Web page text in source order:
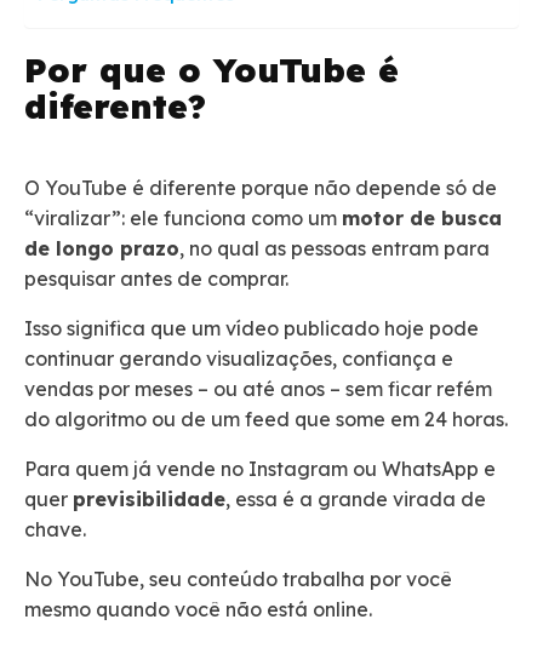
Por que o YouTube é
diferente?
O YouTube é diferente porque não depende só de
“viralizar”: ele funciona como um motor de busca
de longo prazo, no qual as pessoas entram para
pesquisar antes de comprar.
Isso significa que um vídeo publicado hoje pode
continuar gerando visualizações, confiança e
vendas por meses – ou até anos – sem ficar refém
do algoritmo ou de um feed que some em 24 horas.
Para quem já vende no Instagram ou WhatsApp e
quer previsibilidade, essa é a grande virada de
chave.
No YouTube, seu conteúdo trabalha por você
mesmo quando você não está online.